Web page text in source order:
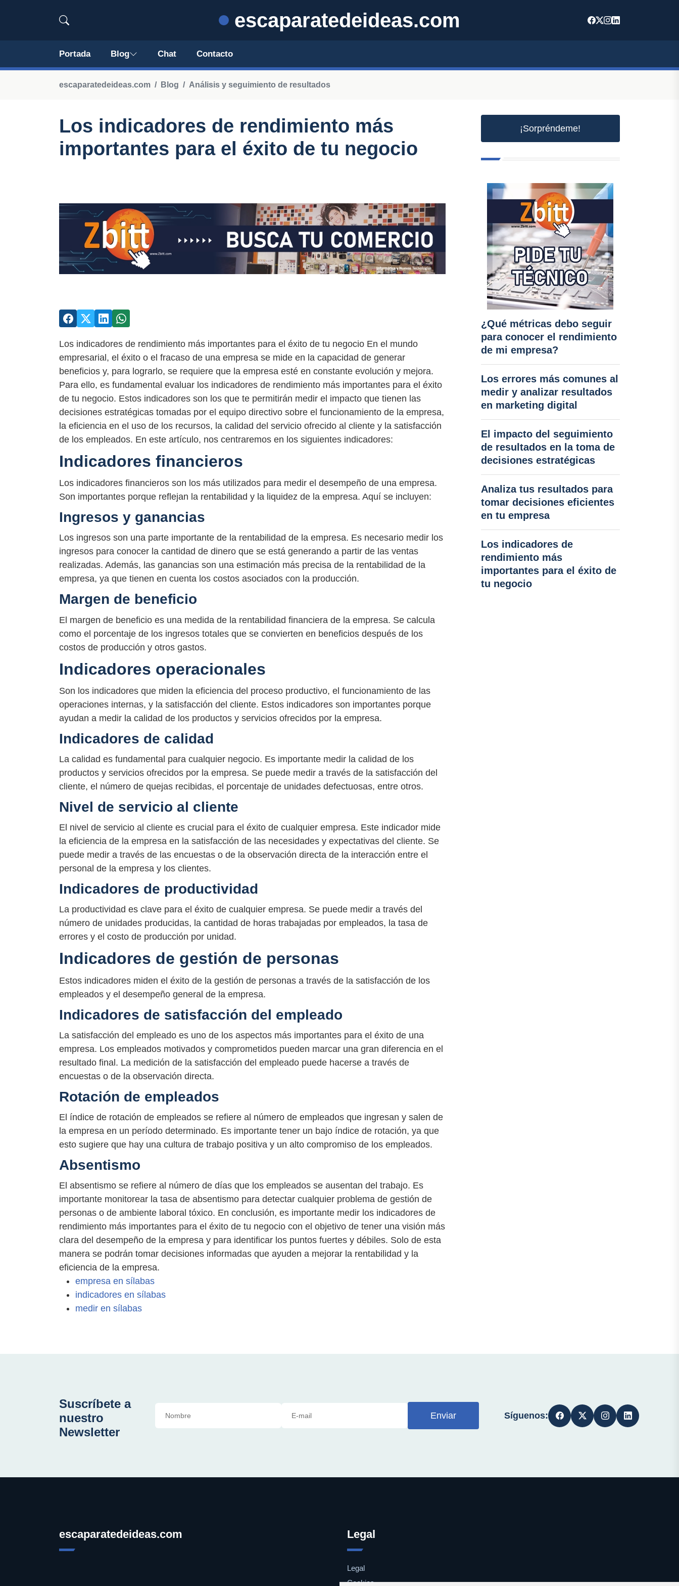
escaparatedeideas.com
Portada Blog Chat Contacto
escaparatedeideas.com Blog Análisis y seguimiento de resultados
Los indicadores de rendimiento más
importantes para el éxito de tu negocio
Los indicadores de rendimiento más importantes para el éxito de tu negocio En el mundo
empresarial, el éxito o el fracaso de una empresa se mide en la capacidad de generar
beneficios y, para lograrlo, se requiere que la empresa esté en constante evolución y mejora.
Para ello, es fundamental evaluar los indicadores de rendimiento más importantes para el éxito
de tu negocio. Estos indicadores son los que te permitirán medir el impacto que tienen las
decisiones estratégicas tomadas por el equipo directivo sobre el funcionamiento de la empresa,
la eficiencia en el uso de los recursos, la calidad del servicio ofrecido al cliente y la satisfacción
de los empleados. En este artículo, nos centraremos en los siguientes indicadores:
Indicadores financieros
Los indicadores financieros son los más utilizados para medir el desempeño de una empresa.
Son importantes porque reflejan la rentabilidad y la liquidez de la empresa. Aquí se incluyen:
Ingresos y ganancias
Los ingresos son una parte importante de la rentabilidad de la empresa. Es necesario medir los
ingresos para conocer la cantidad de dinero que se está generando a partir de las ventas
realizadas. Además, las ganancias son una estimación más precisa de la rentabilidad de la
empresa, ya que tienen en cuenta los costos asociados con la producción.
Margen de beneficio
El margen de beneficio es una medida de la rentabilidad financiera de la empresa. Se calcula
como el porcentaje de los ingresos totales que se convierten en beneficios después de los
costos de producción y otros gastos.
Indicadores operacionales
Son los indicadores que miden la eficiencia del proceso productivo, el funcionamiento de las
operaciones internas, y la satisfacción del cliente. Estos indicadores son importantes porque
ayudan a medir la calidad de los productos y servicios ofrecidos por la empresa.
Indicadores de calidad
La calidad es fundamental para cualquier negocio. Es importante medir la calidad de los
productos y servicios ofrecidos por la empresa. Se puede medir a través de la satisfacción del
cliente, el número de quejas recibidas, el porcentaje de unidades defectuosas, entre otros.
Nivel de servicio al cliente
El nivel de servicio al cliente es crucial para el éxito de cualquier empresa. Este indicador mide
la eficiencia de la empresa en la satisfacción de las necesidades y expectativas del cliente. Se
puede medir a través de las encuestas o de la observación directa de la interacción entre el
personal de la empresa y los clientes.
Indicadores de productividad
La productividad es clave para el éxito de cualquier empresa. Se puede medir a través del
número de unidades producidas, la cantidad de horas trabajadas por empleados, la tasa de
errores y el costo de producción por unidad.
Indicadores de gestión de personas
Estos indicadores miden el éxito de la gestión de personas a través de la satisfacción de los
empleados y el desempeño general de la empresa.
Indicadores de satisfacción del empleado
La satisfacción del empleado es uno de los aspectos más importantes para el éxito de una
empresa. Los empleados motivados y comprometidos pueden marcar una gran diferencia en el
resultado final. La medición de la satisfacción del empleado puede hacerse a través de
encuestas o de la observación directa.
Rotación de empleados
El índice de rotación de empleados se refiere al número de empleados que ingresan y salen de
la empresa en un período determinado. Es importante tener un bajo índice de rotación, ya que
esto sugiere que hay una cultura de trabajo positiva y un alto compromiso de los empleados.
Absentismo
El absentismo se refiere al número de días que los empleados se ausentan del trabajo. Es
importante monitorear la tasa de absentismo para detectar cualquier problema de gestión de
personas o de ambiente laboral tóxico. En conclusión, es importante medir los indicadores de
rendimiento más importantes para el éxito de tu negocio con el objetivo de tener una visión más
clara del desempeño de la empresa y para identificar los puntos fuertes y débiles. Solo de esta
manera se podrán tomar decisiones informadas que ayuden a mejorar la rentabilidad y la
eficiencia de la empresa.
empresa en sílabas
indicadores en sílabas
medir en sílabas
¡Sorpréndeme!
¿Qué métricas debo seguir
para conocer el rendimiento
de mi empresa?
Los errores más comunes al
medir y analizar resultados
en marketing digital
El impacto del seguimiento
de resultados en la toma de
decisiones estratégicas
Analiza tus resultados para
tomar decisiones eficientes
en tu empresa
Los indicadores de
rendimiento más
importantes para el éxito de
tu negocio
Suscríbete a
nuestro
Newsletter
Enviar Síguenos:
escaparatedeideas.com Legal
Legal
Cookies